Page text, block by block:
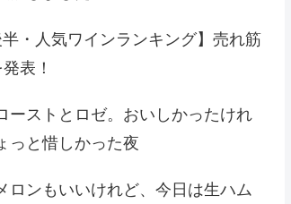
半・人気ワインランキング】売れ筋
表！
ーストとロゼ。おいしかったけれ
っと惜しかった夜
ロンもいいけれど、今日は生ハム